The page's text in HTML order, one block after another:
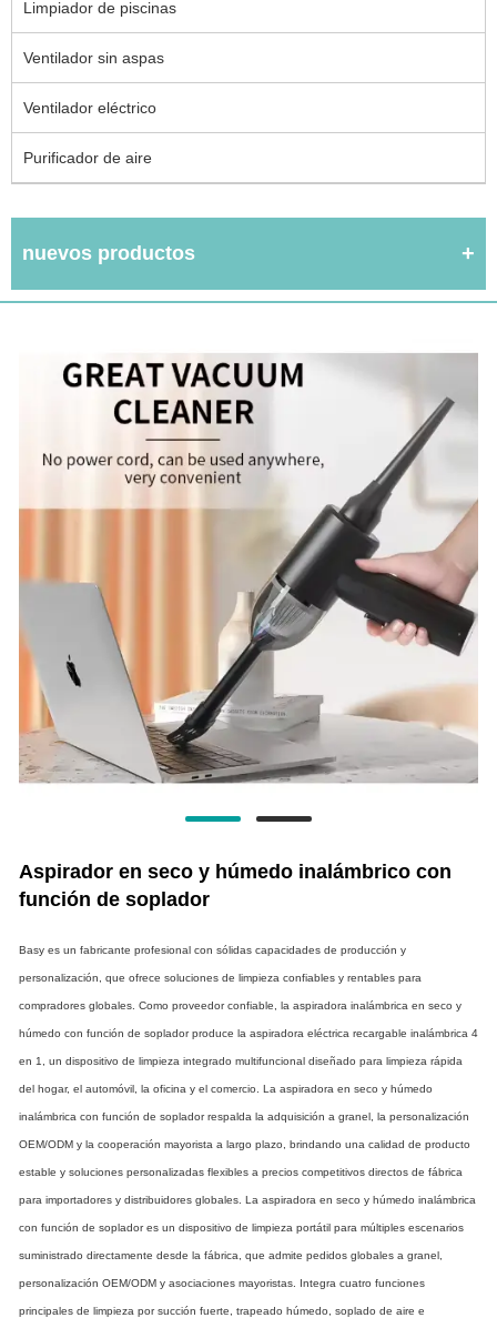
Limpiador de piscinas
Ventilador sin aspas
Ventilador eléctrico
Purificador de aire
nuevos productos
Aspirador en seco y húmedo inalámbrico con
función de soplador
Basy es un fabricante profesional con sólidas capacidades de producción y
personalización, que ofrece soluciones de limpieza confiables y rentables para
compradores globales. Como proveedor confiable, la aspiradora inalámbrica en seco y
húmedo con función de soplador produce la aspiradora eléctrica recargable inalámbrica 4
en 1, un dispositivo de limpieza integrado multifuncional diseñado para limpieza rápida
del hogar, el automóvil, la oficina y el comercio. La aspiradora en seco y húmedo
inalámbrica con función de soplador respalda la adquisición a granel, la personalización
OEM/ODM y la cooperación mayorista a largo plazo, brindando una calidad de producto
estable y soluciones personalizadas flexibles a precios competitivos directos de fábrica
para importadores y distribuidores globales. La aspiradora en seco y húmedo inalámbrica
con función de soplador es un dispositivo de limpieza portátil para múltiples escenarios
suministrado directamente desde la fábrica, que admite pedidos globales a granel,
personalización OEM/ODM y asociaciones mayoristas. Integra cuatro funciones
principales de limpieza por succión fuerte, trapeado húmedo, soplado de aire e